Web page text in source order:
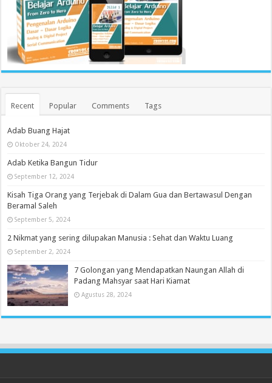
Recent Popular Comments Tags
Adab Buang Hajat
Oktober 24, 2024
Adab Ketika Bangun Tidur
September 12, 2024
Kisah Tiga Orang yang Terjebak di Dalam Gua dan Bertawasul Dengan
Beramal Saleh
September 5, 2024
2 Nikmat yang sering dilupakan Manusia : Sehat dan Waktu Luang
September 2, 2024
7 Golongan yang Mendapatkan Naungan Allah di
Padang Mahsyar saat Hari Kiamat
Agustus 28, 2024